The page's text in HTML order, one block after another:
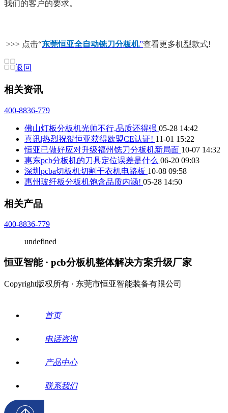
我们的客户的要求。
>>> 点击“东莞恒亚全自动铣刀分板机”查看更多机型款式!
返回
相关资讯
400-8836-779
佛山灯板分板机光帅不行,品质还得强 05-28 14:42
喜讯|热烈祝贺恒亚获得欧盟CE认证! 11-01 15:22
恒亚已做好应对升级福州铣刀分板机新局面 10-07 14:32
惠东pcb分板机的刀具定位误差是什么 06-20 09:03
深圳pcba切板机切割干衣机电路板 10-08 09:58
惠州玻纤板分板机饱含品质内涵! 05-28 14:50
相关产品
400-8836-779
undefined
恒亚智能 · pcb分板机整体解决方案升级厂家
Copyright版权所有 · 东莞市恒亚智能装备有限公司
首页
电话咨询
产品中心
联系我们